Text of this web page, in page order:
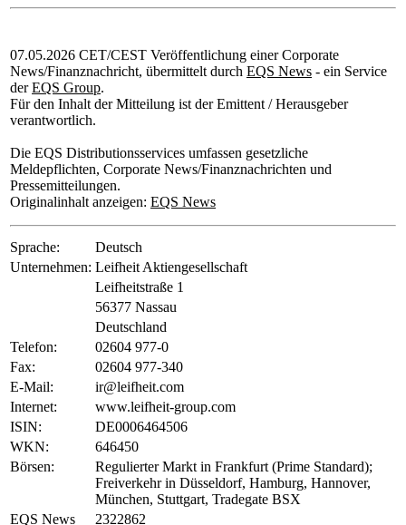
07.05.2026 CET/CEST Veröffentlichung einer Corporate
News/Finanznachricht, übermittelt durch EQS News - ein Service
derEQS Group.
Für den Inhalt der Mitteilung ist der Emittent / Herausgeber
verantwortlich.
Die EQS Distributionsservices umfassen gesetzliche
Meldepflichten, Corporate News/Finanznachrichten und
Pressemitteilungen.
Originalinhalt anzeigen: EQS News
Sprache:
Deutsch
Unternehmen: Leifheit Aktiengesellschaft
Leifheitstraße 1
56377 Nassau
Deutschland
Telefon:
02604 977-0
Fax:
02604 977-340
E-Mail:
ir@leifheit.com
Internet:
www.leifheit-group.com
ISIN:
DE0006464506
WKN:
646450
Börsen:
Regulierter Markt in Frankfurt (Prime Standard);
Freiverkehr in Düsseldorf, Hamburg, Hannover,
München, Stuttgart, Tradegate BSX
EQS News
2322862